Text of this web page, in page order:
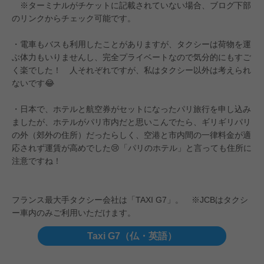
※ターミナルがチケットに記載されていない場合、ブログ下部
のリンクからチェック可能です。
・電車もバスも利用したことがありますが、タクシーは荷物を運
ぶ体力もいりませんし、完全プライベートなので気分的にもすご
く楽でした！ 人それぞれですが、私はタクシー以外は考えられ
ないです😂
・日本で、ホテルと航空券がセットになったパリ旅行を申し込み
ましたが、ホテルがパリ市内だと思いこんでたら、ギリギリパリ
の外（郊外の住所）だったらしく、空港と市内間の一律料金が適
応されず運賃が高めでした😢「パリのホテル」と言っても住所に
注意ですね！
フランス最大手タクシー会社は「TAXI G7」。 ※JCBはタクシ
ー車内のみご利用いただけます。
Taxi G7（仏・英語）